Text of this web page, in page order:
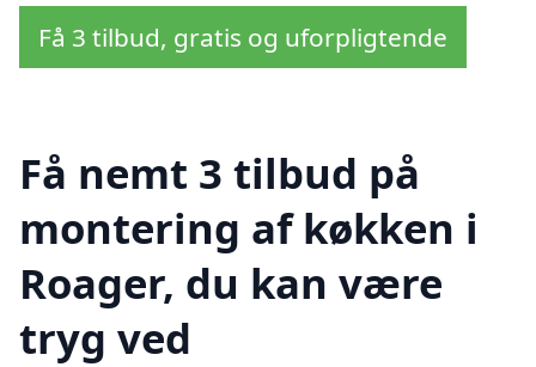
Få 3 tilbud, gratis og uforpligtende
Få nemt 3 tilbud på
montering af køkken i
Roager, du kan være
tryg ved